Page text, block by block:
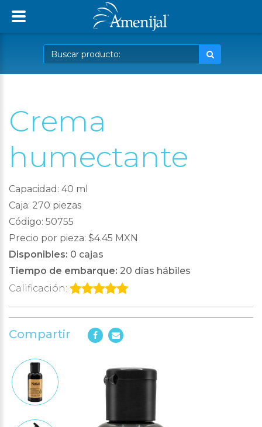
Crema
humectante
Capacidad: 40 ml
Caja: 270 piezas
Código: 50755
Precio por pieza: $4.45 MXN
Disponibles: 0 cajas
Tiempo de embarque: 20 días hábiles
Calificación:
Compartir